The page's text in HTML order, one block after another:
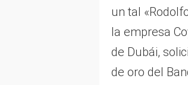
un tal
la empresa
de Dubái,
de oro del